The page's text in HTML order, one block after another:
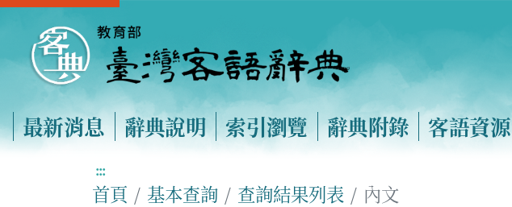
最新消息 辭典說明 索引瀏覽 辭典附錄 客語資源
:::
首頁 基本查詢 查詢結果列表 內文